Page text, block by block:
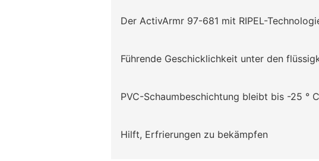
Der ActivArmr 97-681 mit RIPEL-
Führende Geschicklichkeit unter den
PVC-Schaumbeschichtung bleibt bis -25 °
Hilft, Erfrierungen zu bekämpfen